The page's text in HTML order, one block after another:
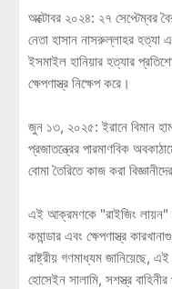
অক্টোবর ২০২৪: ২৭ সেপ্টেম্বর
নেতা হাসান নাসরুল্লাহর হত্যা
ইসমাইল হানিয়ার হত্যার
ক্ষেপণাস্ত্র নিক্ষেপ করে।
জুন ১৩, ২০২৫: ইরানে বিমান
প্রজাতন্ত্রের পারমাণবিক
বোমা তৈরিতে কাজ করা
এই আক্রমণকে "রাইজিং লায়ন"
কমান্ডার এবং ক্ষেপণাস্ত্র
রাষ্ট্রীয় গণমাধ্যম জানিয়েছে, এই
হোসেইন সালামি, সশস্ত্র